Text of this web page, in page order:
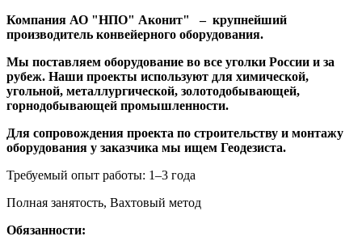
Компания АО "НПО" Аконит" – крупнейший
производитель конвейерного оборудования.
Мы поставляем оборудование во все уголки России и за
рубеж. Наши проекты используют для химической,
угольной, металлургической, золотодобывающей,
горнодобывающей промышленности.
Для сопровождения проекта по строительству и монтажу
оборудования у заказчика мы ищем Геодезиста.
Требуемый опыт работы: 1–3 года
Полная занятость, Вахтовый метод
Обязанности: